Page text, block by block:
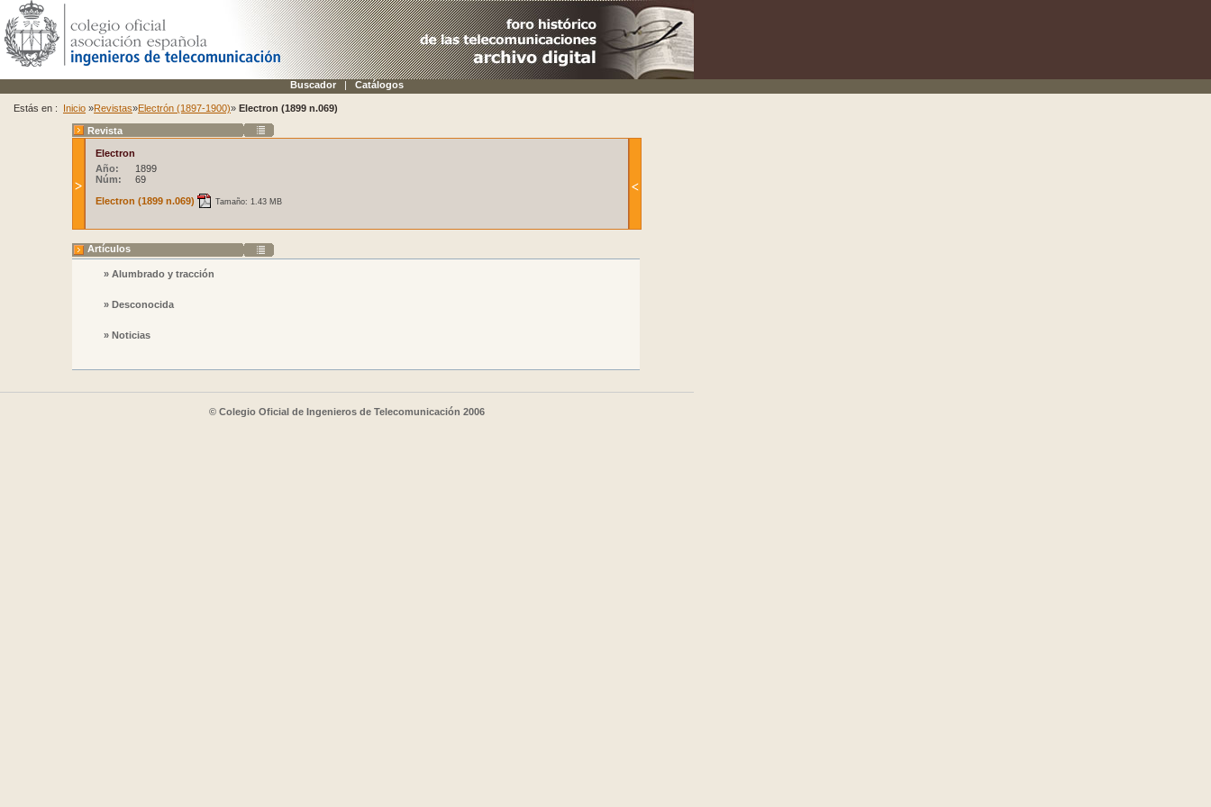
Buscador | Catálogos
Estás en : Inicio »Revistas»Electrón (1897-1900)» Electron (1899 n.069)
Revista
Electron
Año: 1899
Núm: 69
Electron (1899 n.069)
Tamaño: 1.43 MB
Artículos
» Alumbrado y tracción
» Desconocida
» Noticias
© Colegio Oficial de Ingenieros de Telecomunicación 2006